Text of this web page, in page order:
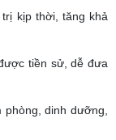
kịp thời, tăng khả
tiền sử, dễ đưa
dinh dưỡng,